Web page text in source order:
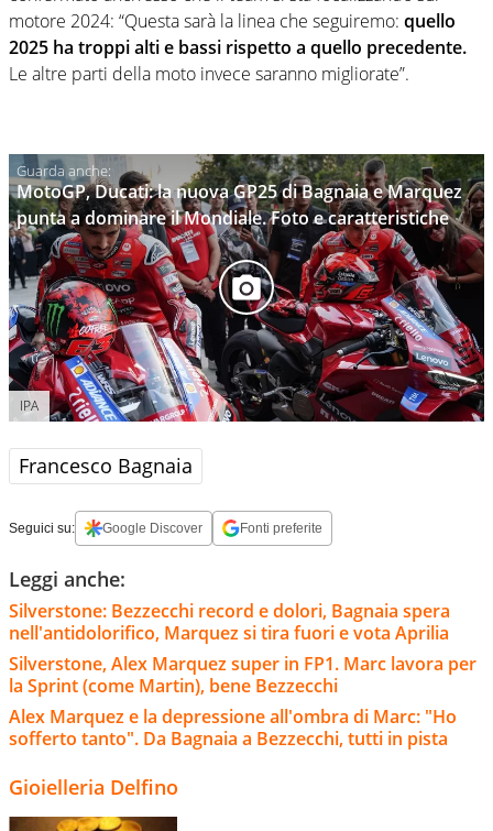
motore 2024: “Questa sarà la linea che seguiremo: quello
2025 ha troppi alti e bassi rispetto a quello precedente.
Le altre parti della moto invece saranno migliorate”.
MotoGP, Ducati: la nuova GP25 di Bagnaia e Marquez
punta a dominare il Mondiale. Foto e caratteristiche
IPA
Francesco Bagnaia
Seguici su: Google Discover Fonti preferite
Leggi anche:
Silverstone: Bezzecchi record e dolori, Bagnaia spera
nell'antidolorifico, Marquez si tira fuori e vota Aprilia
Silverstone, Alex Marquez super in FP1. Marc lavora per
la Sprint (come Martin), bene Bezzecchi
Alex Marquez e la depressione all'ombra di Marc: "Ho
sofferto tanto". Da Bagnaia a Bezzecchi, tutti in pista
Gioielleria Delfino